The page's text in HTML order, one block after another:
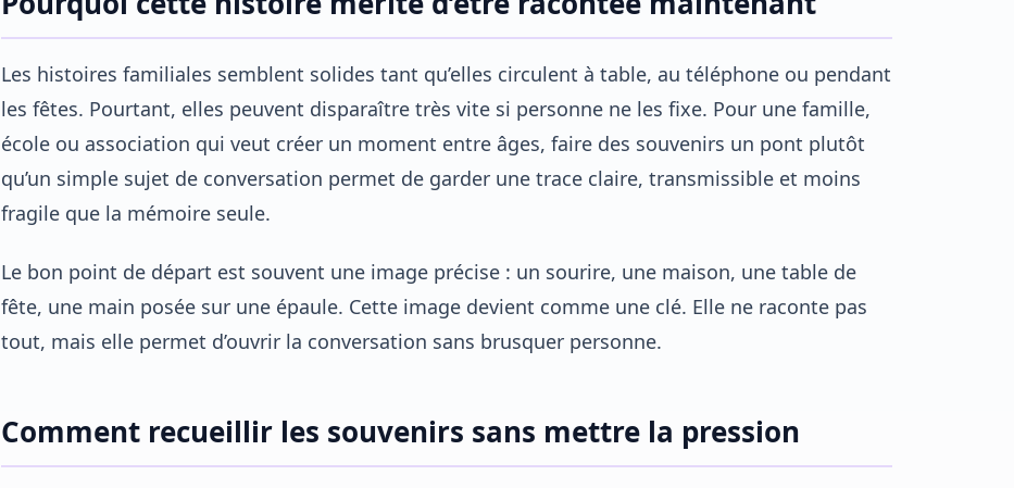
Les histoires familiales semblent solides tant qu’elles circulent à table, au téléphone ou pendant
les fêtes. Pourtant, elles peuvent disparaître très vite si personne ne les fixe. Pour une famille,
école ou association qui veut créer un moment entre âges, faire des souvenirs un pont plutôt
qu’un simple sujet de conversation permet de garder une trace claire, transmissible et moins
fragile que la mémoire seule.
Le bon point de départ est souvent une image précise : un sourire, une maison, une table de
fête, une main posée sur une épaule. Cette image devient comme une clé. Elle ne raconte pas
tout, mais elle permet d’ouvrir la conversation sans brusquer personne.
Comment recueillir les souvenirs sans mettre la pression